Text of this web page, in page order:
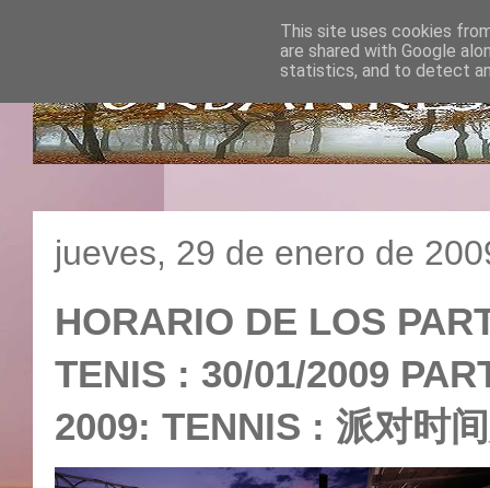
jueves, 29 de enero de
HORARIO DE LOS
TENIS : 30/01/2009
2009: TENNIS : 派对时
This site uses cookies
are shared with Google
statistics, and to detect